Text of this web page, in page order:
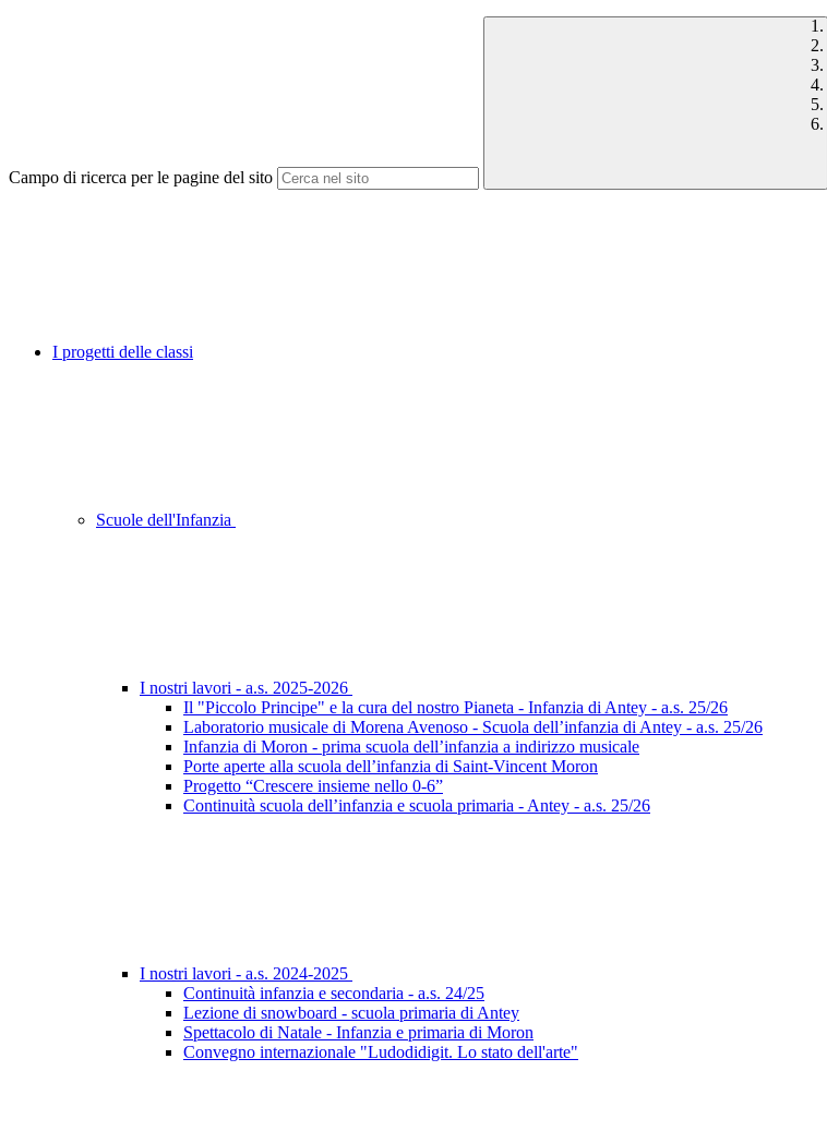
Campo di ricerca per le pagine del sito
I progetti delle classi
Scuole dell'Infanzia
I nostri lavori - a.s. 2025-2026
Il "Piccolo Principe" e la cura del nostro Pianeta - Infanzia di Antey - a.s. 25/26
Laboratorio musicale di Morena Avenoso - Scuola dell’infanzia di Antey - a.s. 25/26
Infanzia di Moron - prima scuola dell’infanzia a indirizzo musicale
Porte aperte alla scuola dell’infanzia di Saint-Vincent Moron
Progetto “Crescere insieme nello 0-6”
Continuità scuola dell’infanzia e scuola primaria - Antey - a.s. 25/26
I nostri lavori - a.s. 2024-2025
Continuità infanzia e secondaria - a.s. 24/25
Lezione di snowboard - scuola primaria di Antey
Spettacolo di Natale - Infanzia e primaria di Moron
Convegno internazionale "Ludodidigit. Lo stato dell'arte"